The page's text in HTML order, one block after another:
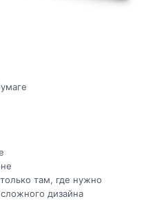
там, где нужно
дизайна